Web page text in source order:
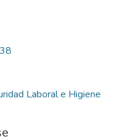
Laboral e Higiene